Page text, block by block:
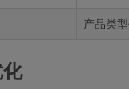
产品类